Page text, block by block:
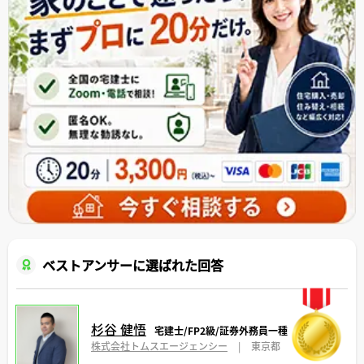
ベストアンサーに選ばれた回答
杉谷 健悟 宅建士/FP2級/証券外務員一種
株式会社トムスエージェンシー
| 東京都